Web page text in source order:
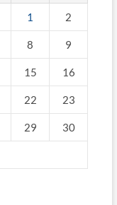
1 2
8 9
15 16
22 23
29 30